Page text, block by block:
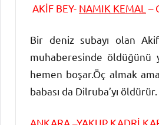
AKİF BEY- NAMIK KEMAL –
Bir deniz subayı olan
muhaberesinde öldüğünü
hemen boşar.Öç almak
babası da Dilruba’yı öldürür.
ANKARA–YAKUP KADRİ